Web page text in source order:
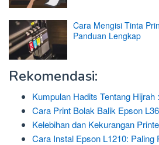
Cara Mengisi Tinta
Panduan Lengkap
Rekomendasi:
Kumpulan Hadits Tentang
Cara Print Bolak Balik Epson
Kelebihan dan Kekurangan
Cara Instal Epson L1210: Paling